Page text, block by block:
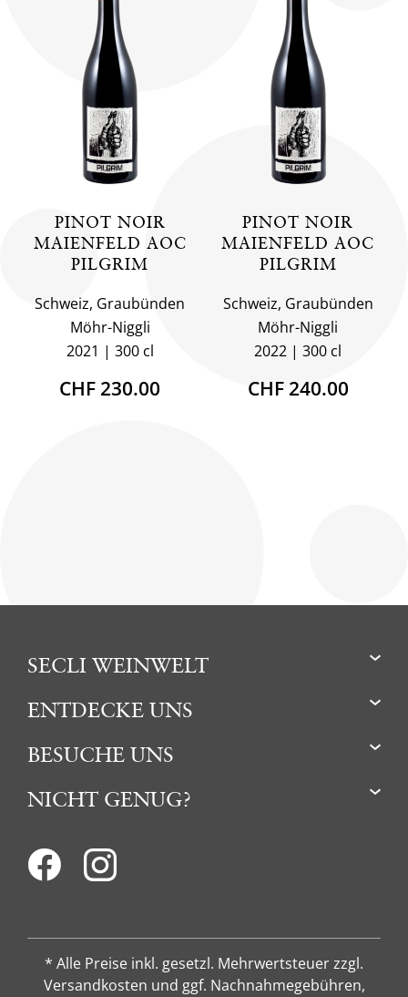
PINOT NOIR
MAIENFELD AOC
PILGRIM
Schweiz, Graubünden
Möhr-Niggli
2021
300 cl
CHF 230.00
PINOT NOIR
MAIENFELD AOC
PILGRIM
Schweiz, Graubünden
Möhr-Niggli
2022
300 cl
CHF 240.00
SECLI WEINWELT
ENTDECKE UNS
BESUCHE UNS
NICHT GENUG?
* Alle Preise inkl. gesetzl. Mehrwertsteuer zzgl.
Versandkosten und ggf. Nachnahmegebühren,